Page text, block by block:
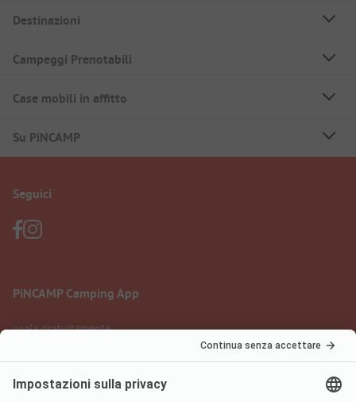
Destinazioni
Campeggi Prenotabili
Case mobili in affitto
Su PiNCAMP
Seguici
PiNCAMP Camping App
usala gratuitamente